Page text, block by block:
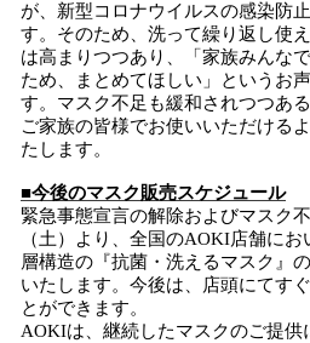
が、新型コロナウイルスの感染防
す。そのため、洗って繰り返し使
は高まりつつあり、「家族みんな
ため、まとめてほしい」というお
す。マスク不足も緩和されつつあ
ご家族の皆様でお使いいただける
たします。
■今後のマスク販売スケジュール
緊急事態宣言の解除およびマスク
（土）より、全国のAOKI店舗に
層構造の『抗菌・洗えるマスク』
いたします。今後は、店頭にてす
とができます。
AOKIは、継続したマスクのご提供